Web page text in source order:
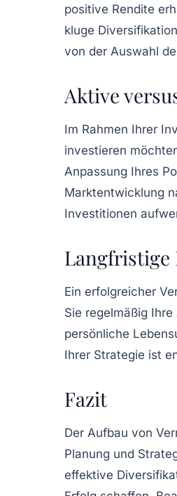
positive Rendite
kluge
von der Auswahl
Aktive
Im Rahmen Ihrer
investieren
Anpassung Ihres
Marktentwicklung
Investitionen
Langfristige
Ein erfolgreicher
Sie regelmäßig Ihre
persönliche
Ihrer Strategie ist
Fazit
Der Aufbau von
Planung und
effektive